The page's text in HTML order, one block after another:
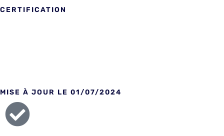
CERTIFICATION
MISE À JOUR LE 01/07/2024